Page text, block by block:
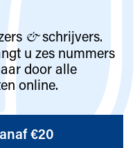
&schrijvers.
u zes nummers
door alle
online.
€20